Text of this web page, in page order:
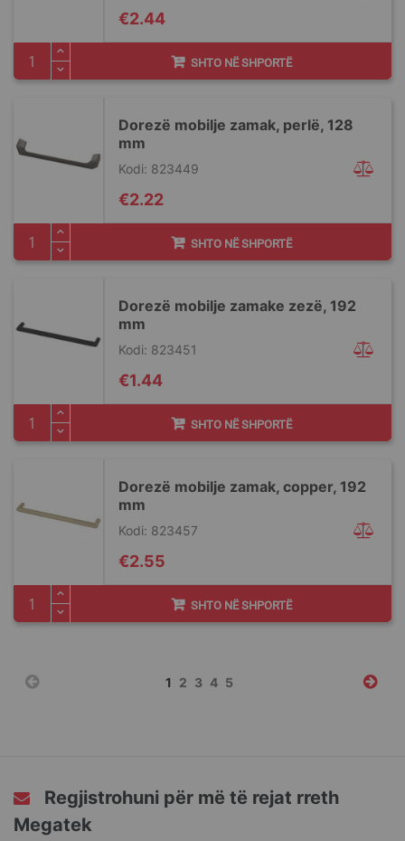
€2.44
SHTO NË SHPORTË
Dorezë mobilje zamak, perlë, 128
mm
Kodi: 823449
€2.22
SHTO NË SHPORTË
Dorezë mobilje zamake zezë, 192
mm
Kodi: 823451
€1.44
SHTO NË SHPORTË
Dorezë mobilje zamak, copper, 192
mm
Kodi: 823457
€2.55
SHTO NË SHPORTË
Faqja
You're
1 Faqja
2 Faqja
3 Faqja
4 Faqja
5
Regjistrohuni për më të rejat rreth
Megatek